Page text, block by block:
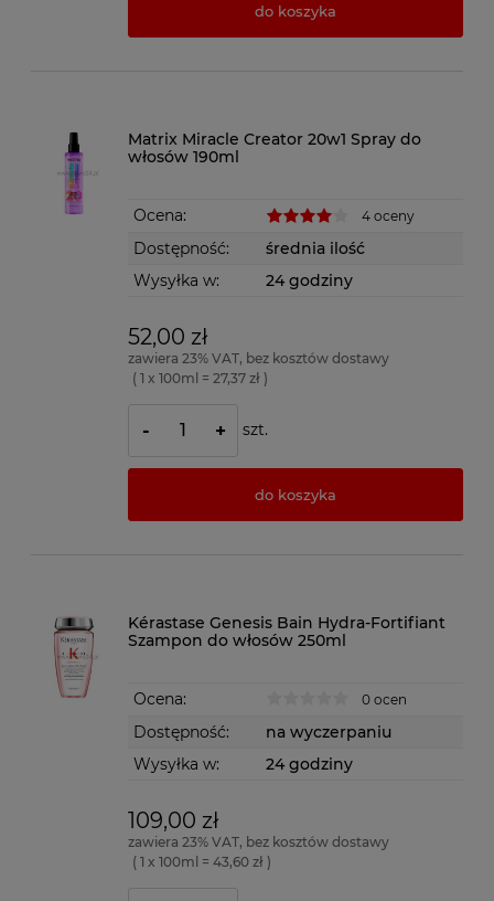
do koszyka
Matrix Miracle Creator 20w1 Spray do
włosów 190ml
Ocena: 4 oceny
Dostępność:
średnia ilość
Wysyłka w:
24 godziny
52,00 zł
zawiera 23% VAT, bez kosztów dostawy
( 1 x 100ml = 27,37 zł )
- + szt.
do koszyka
Kérastase Genesis Bain Hydra-Fortifiant
Szampon do włosów 250ml
Ocena: 0 ocen
Dostępność:
na wyczerpaniu
Wysyłka w:
24 godziny
109,00 zł
zawiera 23% VAT, bez kosztów dostawy
( 1 x 100ml = 43,60 zł )